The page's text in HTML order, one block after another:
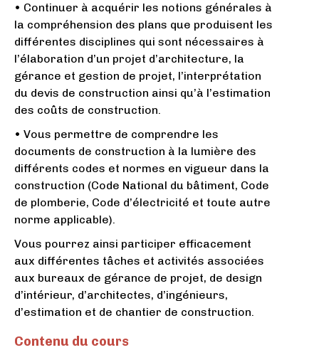
• Continuer à acquérir les notions générales à
la compréhension des plans que produisent les
différentes disciplines qui sont nécessaires à
l’élaboration d’un projet d’architecture, la
gérance et gestion de projet, l’interprétation
du devis de construction ainsi qu’à l’estimation
des coûts de construction.
• Vous permettre de comprendre les
documents de construction à la lumière des
différents codes et normes en vigueur dans la
construction (Code National du bâtiment, Code
de plomberie, Code d’électricité et toute autre
norme applicable).
Vous pourrez ainsi participer efficacement
aux différentes tâches et activités associées
aux bureaux de gérance de projet, de design
d’intérieur, d’architectes, d’ingénieurs,
d’estimation et de chantier de construction.
Contenu du cours